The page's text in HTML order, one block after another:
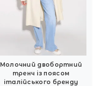
Молочний двобортний
тренч із поясом
італійського бренду